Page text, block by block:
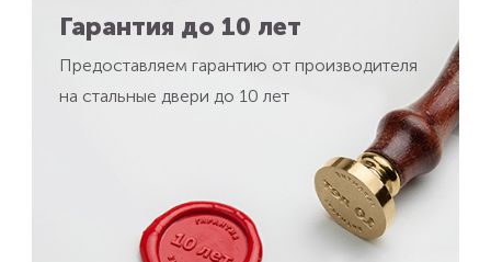
Гарантия до 10 лет
Предоставляем гарантию от производителя
на стальные двери до 10 лет